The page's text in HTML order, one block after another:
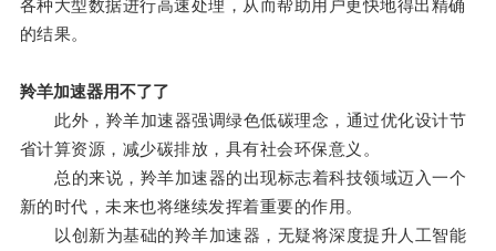
各种大型数据进行高速处理，从而帮助用户更快地得出精确
的结果。
羚羊加速器用不了了
此外，羚羊加速器强调绿色低碳理念，通过优化设计节
省计算资源，减少碳排放，具有社会环保意义。
总的来说，羚羊加速器的出现标志着科技领域迈入一个
新的时代，未来也将继续发挥着重要的作用。
以创新为基础的羚羊加速器，无疑将深度提升人工智能